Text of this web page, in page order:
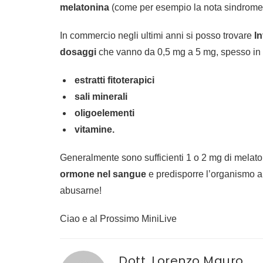
melatonina (come per esempio la nota
In commercio negli ultimi anni si posso trovare
dosaggi che vanno da 0,5 mg a 5 mg, spesso
estratti fitoterapici
sali minerali
oligoelementi
vitamine.
Generalmente sono sufficienti 1 o 2 mg di
ormone nel sangue e predisporre l’organismo
abusarne!
Ciao e al Prossimo MiniLive